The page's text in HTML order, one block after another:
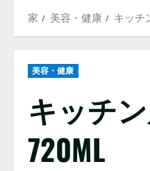
家 美容・健康 キッチ
美容・健康
キッチ
720ML